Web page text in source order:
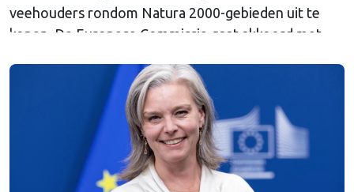
veehouders rondom Natura 2000-gebieden uit te
kopen. De Europese Commissie gaat akkoord met